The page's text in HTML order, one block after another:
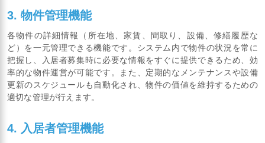
3. 物件管理機能
各物件の詳細情報（所在地、家賃、間取り、設備、修繕履歴な
ど）を一元管理できる機能です。システム内で物件の状況を常に
把握し、入居者募集時に必要な情報をすぐに提供できるため、効
率的な物件運営が可能です。また、定期的なメンテナンスや設備
更新のスケジュールも自動化され、物件の価値を維持するための
適切な管理が行えます。
4. 入居者管理機能